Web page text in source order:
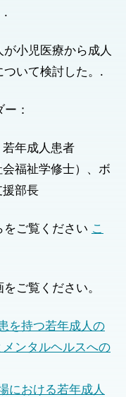
.
小児医療から成人
ついて検討した。.
：
年成人患者
福祉学修士）、ボ
援部長
をご覧ください こ
ご覧ください。
を持つ若年成人の
ンタルヘルスへの
における若年成人